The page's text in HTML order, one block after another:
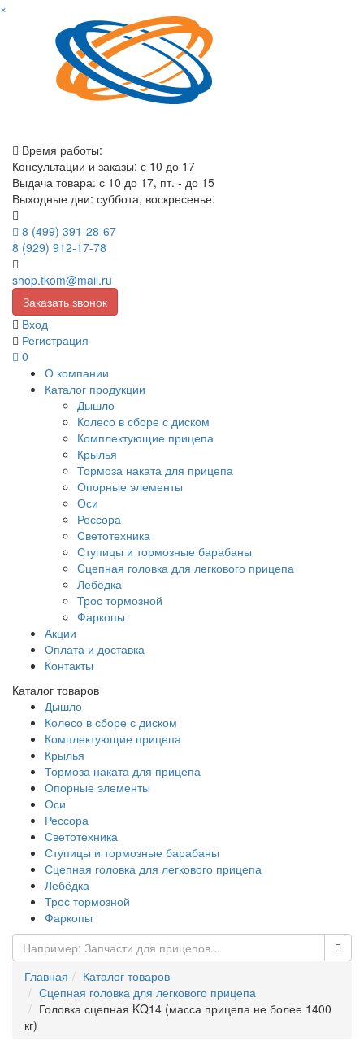
×
Время работы:
Консультации и заказы: с 10 до 17
Выдача товара: с 10 до 17, пт. - до 15
Выходные дни: суббота, воскресенье.
8 (499) 391-28-67
8 (929) 912-17-78
shop.tkom@mail.ru
Заказать звонок
Вход
Регистрация
0
О компании
Каталог продукции
Дышло
Колесо в сборе с диском
Комплектующие прицепа
Крылья
Тормоза наката для прицепа
Опорные элементы
Оси
Рессора
Светотехника
Ступицы и тормозные барабаны
Сцепная головка для легкового прицепа
Лебёдка
Трос тормозной
Фаркопы
Акции
Оплата и доставка
Контакты
Каталог товаров
Дышло
Колесо в сборе с диском
Комплектующие прицепа
Крылья
Тормоза наката для прицепа
Опорные элементы
Оси
Рессора
Светотехника
Ступицы и тормозные барабаны
Сцепная головка для легкового прицепа
Лебёдка
Трос тормозной
Фаркопы
Главная
Каталог товаров
Сцепная головка для легкового прицепа
Головка сцепная KQ14 (масса прицепа не более 1400
кг)